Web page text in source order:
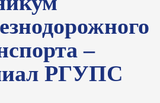
–
РГУПС